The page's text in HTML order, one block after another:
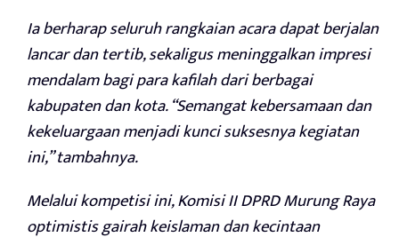
Ia berharap seluruh rangkaian acara dapat berjalan
lancar dan tertib, sekaligus meninggalkan impresi
mendalam bagi para kafilah dari berbagai
kabupaten dan kota. “Semangat kebersamaan dan
kekeluargaan menjadi kunci suksesnya kegiatan
ini,” tambahnya.
Melalui kompetisi ini, Komisi II DPRD Murung Raya
optimistis gairah keislaman dan kecintaan